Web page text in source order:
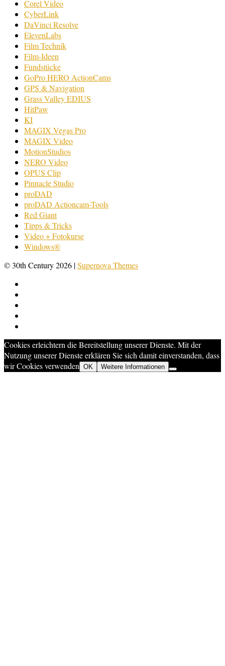
Corel Video
CyberLink
DaVinci Resolve
ElevenLabs
Film Technik
Film-Ideen
Fundstücke
GoPro HERO ActionCams
GPS & Navigation
Grass Valley EDIUS
HitPaw
KI
MAGIX Vegas Pro
MAGIX Video
MotionStudios
NERO Video
OPUS Clip
Pinnacle Studio
proDAD
proDAD Actioncam-Tools
Red Giant
Tipps & Tricks
Video + Fotokurse
Windows®
© 30th Century 2026 |Supernova Themes
Cookies erleichtern die Bereitstellung unserer Dienste. Mit der
Nutzung unserer Dienste erklären Sie sich damit einverstanden, dass
wir Cookies verwenden OK Weitere Informationen